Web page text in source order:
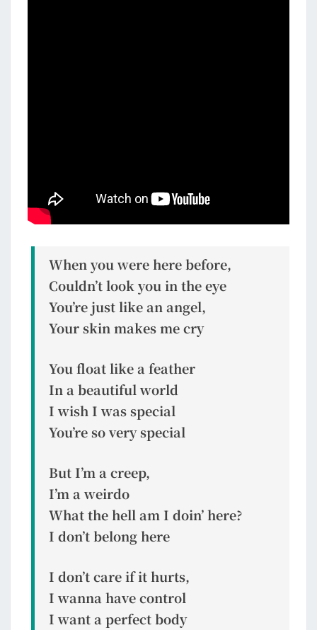
When you were here before,
Couldn’t look you in the eye
You’re just like an angel,
Your skin makes me cry
You float like a feather
In a beautiful world
I wish I was special
You’re so very special
But I’m a creep,
I’m a weirdo
What the hell am I doin’ here?
I don’t belong here
I don’t care if it hurts,
I wanna have control
I want a perfect body